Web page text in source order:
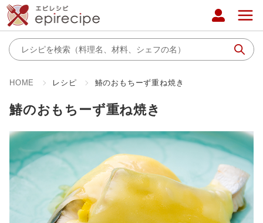
HOME レシピ 鰆のおもちーず重ね焼き
鰆のおもちーず重ね焼き